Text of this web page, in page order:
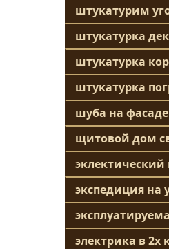
штукатурим
штукатурка
штукатурка
штукатурка
шуба на
щитовой дом
эклектический
экспедиция на
электрика в